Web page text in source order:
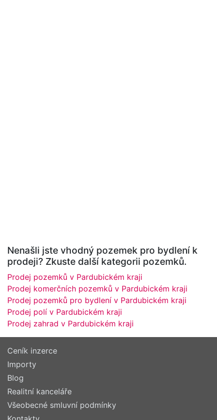
Nenašli jste vhodný pozemek pro bydlení k
prodeji? Zkuste další kategorii pozemků.
Prodej pozemků v Pardubickém kraji
Prodej komerčních pozemků v Pardubickém kraji
Prodej pozemků pro bydlení v Pardubickém kraji
Prodej polí v Pardubickém kraji
Prodej zahrad v Pardubickém kraji
Ceník inzerce
Importy
Blog
Realitní kanceláře
Všeobecné smluvní podmínky